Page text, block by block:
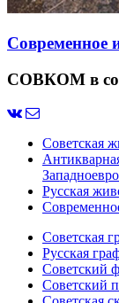
Современное
СОВКОМ в
Советская
Русская
Советская
Русская
Советский
Советский